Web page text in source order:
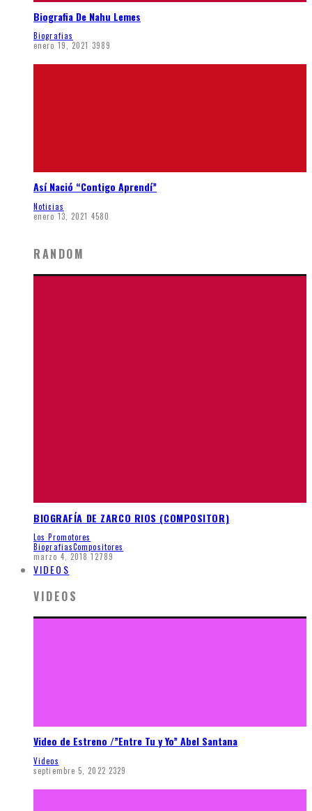
Biografia De Nahu Lemes
Biografias
enero 19, 2021 3989
Así Nació “Contigo Aprendí”
Noticias
enero 13, 2021 4580
RANDOM
BIOGRAFÍA DE ZARCO RIOS (COMPOSITOR)
Los Promotores
BiografiasCompositores
marzo 4, 2018 12789
VIDEOS
VIDEOS
Video de Estreno /”Entre Tu y Yo” Abel Santana
Videos
septiembre 5, 2022 2329